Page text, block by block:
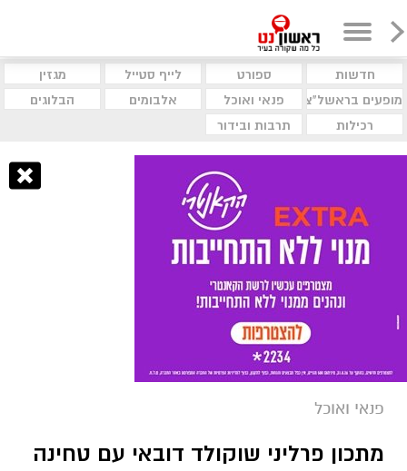
חדשות ספורט לייף סטייל
מגזין
מופעים בראשל"צ
פנאי ואוכל אלבומים
הבלוגים
רכילות
תרבות ובידור
פנאי ואוכל
מתכון פרליני שוקולד דובאי עם טחינה